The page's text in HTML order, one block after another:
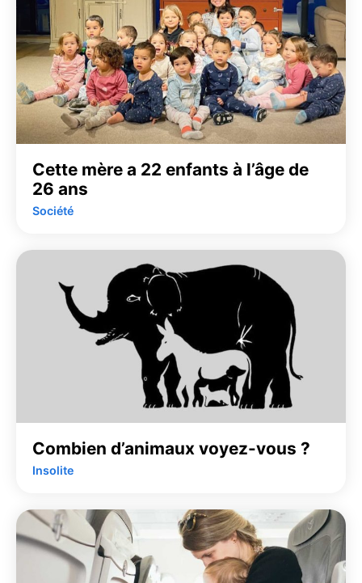
Cette mère a 22 enfants à l’âge de
26 ans
Société
Combien d’animaux voyez-vous ?
Insolite